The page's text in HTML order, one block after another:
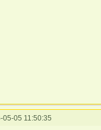
05-05 11:50:35